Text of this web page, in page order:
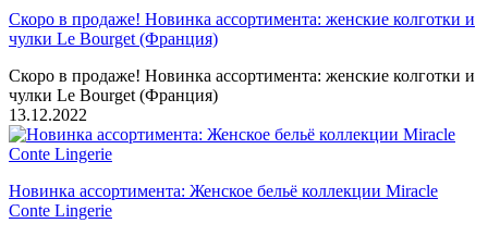
Скоро в продаже! Новинка ассортимента: женские колготки и
чулки Le Bourget (Франция)
Скоро в продаже! Новинка ассортимента: женские колготки и
чулки Le Bourget (Франция)
13.12.2022
Новинка ассортимента: Женское бельё коллекции Miracle
Conte Lingerie